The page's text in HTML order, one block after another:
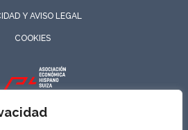
Y AVISO LEGAL
COOKIES
HISPANO SUIZA